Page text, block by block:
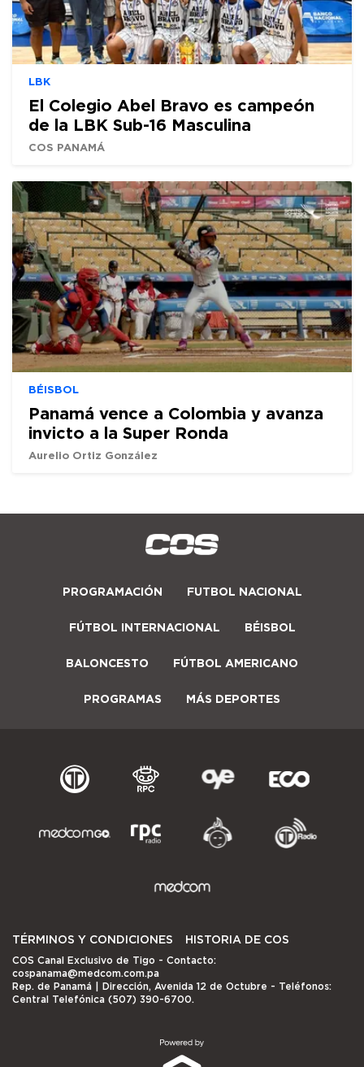
LBK
El Colegio Abel Bravo es campeón
de la LBK Sub-16 Masculina
COS PANAMÁ
BÉISBOL
Panamá vence a Colombia y avanza
invicto a la Super Ronda
Aurelio Ortiz González
PROGRAMACIÓN FUTBOL NACIONAL
FÚTBOL INTERNACIONAL BÉISBOL
BALONCESTO FÚTBOL AMERICANO
PROGRAMAS MÁS DEPORTES
TÉRMINOS Y CONDICIONES HISTORIA DE COS
COS Canal Exclusivo de Tigo - Contacto:
cospanama@medcom.com.pa
Rep. de Panamá | Dirección, Avenida 12 de Octubre - Teléfonos:
Central Telefónica (507) 390-6700.